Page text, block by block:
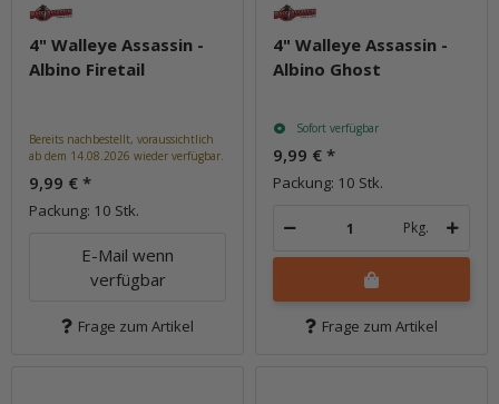
4" Walleye Assassin -
Albino Firetail
Bereits nachbestellt, voraussichtlich
ab dem 14.08.2026 wieder verfügbar.
9,99 € *
Packung: 10 Stk.
E-Mail wenn
verfügbar
Frage zum Artikel
4" Walleye Assassin -
Albino Ghost
Sofort verfügbar
9,99 € *
Packung: 10 Stk.
Pkg.
Frage zum Artikel